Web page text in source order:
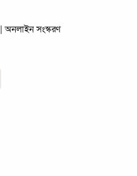
| অনলাইন সংস্করণ